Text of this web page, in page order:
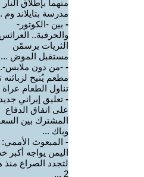
متهماً بإطلاق
مدرسة بتايلاند وم
- بين -الكوتور-
والحرفية.. العرائس
الثريات يرسمْن
مستقبل الموض ...
- -من دون ملابس-
مطعم يُتيح لزبائنه
تناول الطعام عراة
- تعليق إيراني جديد
على اتفاق الدفاع
المشترك بين
وباك ...
- المبعوث الأممي:
اليمن يواجه أكبر
لتجدد الصراع منذ
2 ...